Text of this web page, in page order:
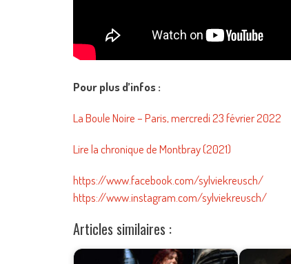
Pour plus d’infos :
La Boule Noire – Paris, mercredi 23 février 2022
Lire la chronique de Montbray (2021)
https://www.facebook.com/sylviekreusch/
https://www.instagram.com/sylviekreusch/
Articles similaires :